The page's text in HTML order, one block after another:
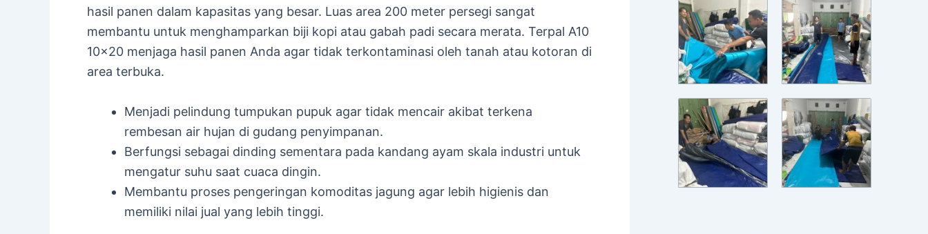
hasil panen dalam kapasitas yang besar. Luas area 200 meter persegi sangat
membantu untuk menghamparkan biji kopi atau gabah padi secara merata. Terpal A10
10×20 menjaga hasil panen Anda agar tidak terkontaminasi oleh tanah atau kotoran di
area terbuka.
Menjadi pelindung tumpukan pupuk agar tidak mencair akibat terkena
rembesan air hujan di gudang penyimpanan.
Berfungsi sebagai dinding sementara pada kandang ayam skala industri untuk
mengatur suhu saat cuaca dingin.
Membantu proses pengeringan komoditas jagung agar lebih higienis dan
memiliki nilai jual yang lebih tinggi.